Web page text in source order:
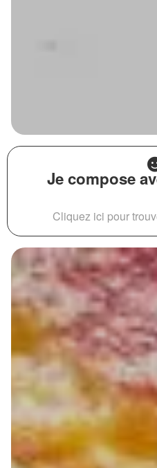
Je compose
Cliquez ici pour